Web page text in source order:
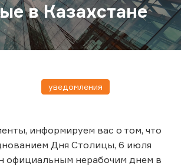
в Казахстане
уведомления
информируем вас о том, что
Дня Столицы, 6 июля
официальным нерабочим днем в